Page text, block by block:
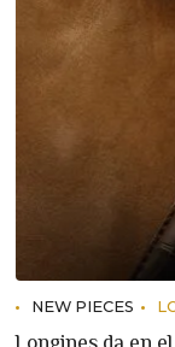
NEW PIECES